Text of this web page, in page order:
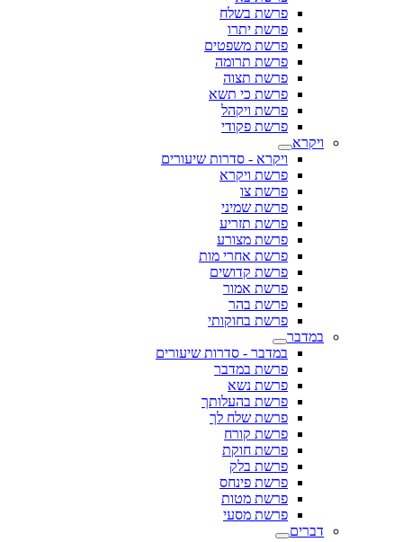
פרשת בשלח
פרשת יתרו
פרשת משפטים
פרשת תרומה
פרשת תצוה
פרשת כי תשא
פרשת ויקהל
פרשת פקודי
ויקרא
ויקרא - סדרות שיעורים
פרשת ויקרא
פרשת צו
פרשת שמיני
פרשת תזריע
פרשת מצורע
פרשת אחרי מות
פרשת קדושים
פרשת אמור
פרשת בהר
פרשת בחוקותי
במדבר
במדבר - סדרות שיעורים
פרשת במדבר
פרשת נשא
פרשת בהעלותך
פרשת שלח לך
פרשת קורח
פרשת חוקת
פרשת בלק
פרשת פינחס
פרשת מטות
פרשת מסעי
דברים